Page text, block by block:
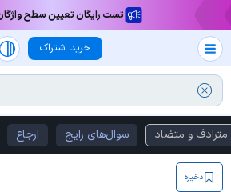
تست رایگان تعیین سطح
خرید اشتراک
مترادف و متضاد سوال‌های رایج ارجاع
ذخیره